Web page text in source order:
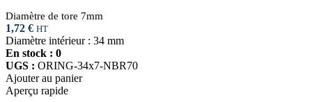
Diamètre de tore 7mm
1,72 € HT
Diamètre intérieur : 34 mm
En stock : 0
UGS : ORING-34x7-NBR70
Ajouter au panier
Aperçu rapide